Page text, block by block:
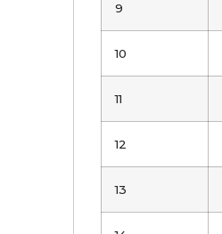
9
10
11
12
13